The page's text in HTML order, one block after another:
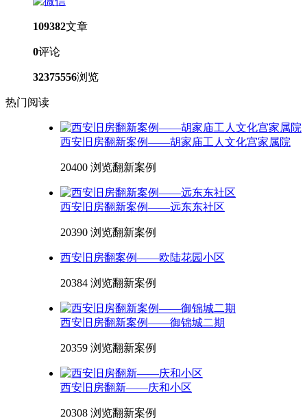
109382文章
0评论
32375556浏览
热门阅读
西安旧房翻新案例——胡家庙工人文化宫家属院
20400 浏览翻新案例
西安旧房翻新案例——远东东社区
20390 浏览翻新案例
西安旧房翻案例——欧陆花园小区
20384 浏览翻新案例
西安旧房翻新案例——御锦城二期
20359 浏览翻新案例
西安旧房翻新——庆和小区
20308 浏览翻新案例